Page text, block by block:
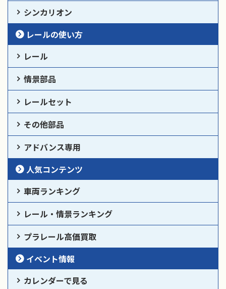
シンカリオン
レールの使い方
レール
情景部品
レールセット
その他部品
アドバンス専用
人気コンテンツ
車両ランキング
レール・情景ランキング
プラレール高価買取
イベント情報
カレンダーで見る